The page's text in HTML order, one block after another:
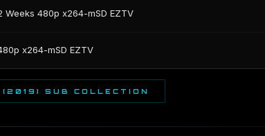
Weeks 480p x264-mSD EZTV
x264-mSD EZTV
(2019) SUB COLLECTION